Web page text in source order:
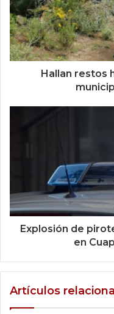
Hallan restos
Explosión de
en
Artículos